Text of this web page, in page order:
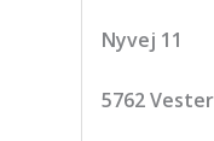
Nyvej 11
5762